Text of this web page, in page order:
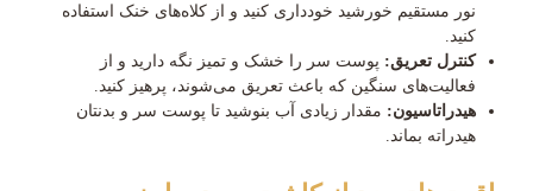
نور مستقیم خورشید خودداری کنید و از کلاه‌های خنک استفاده
کنید.
کنترل تعریق: پوست سر را خشک و تمیز نگه دارید و از
فعالیت‌های سنگین که باعث تعریق می‌شوند، پرهیز کنید.
هیدراتاسیون: مقدار زیادی آب بنوشید تا پوست سر و بدنتان
هیدراته بماند.